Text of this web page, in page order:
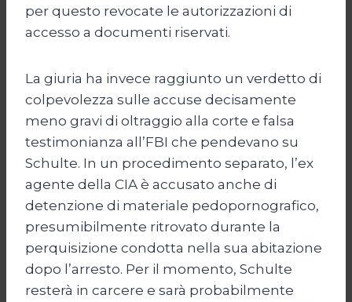
per questo revocate le autorizzazioni di
accesso a documenti riservati.
La giuria ha invece raggiunto un verdetto di
colpevolezza sulle accuse decisamente
meno gravi di oltraggio alla corte e falsa
testimonianza all’FBI che pendevano su
Schulte. In un procedimento separato, l’ex
agente della CIA è accusato anche di
detenzione di materiale pedopornografico,
presumibilmente ritrovato durante la
perquisizione condotta nella sua abitazione
dopo l’arresto. Per il momento, Schulte
resterà in carcere e sarà probabilmente